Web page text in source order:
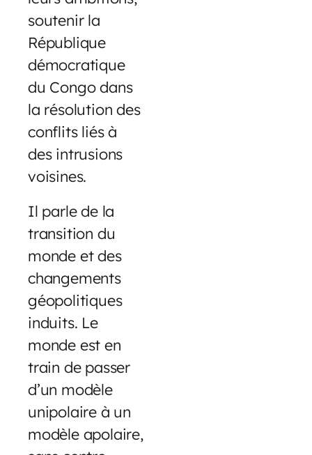
soutenir la
République
démocratique
du Congo dans
la résolution des
conflits liés à
des intrusions
voisines.
Il parle de la
transition du
monde et des
changements
géopolitiques
induits. Le
monde est en
train de passer
d’un modèle
unipolaire à un
modèle apolaire,